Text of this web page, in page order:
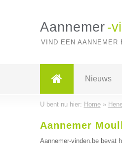
Aannemer -
VIND EEN AANNEMER
Nieuws
U bent nu hier: Home»
Aannemer
Aannemer-vinden.be bevat